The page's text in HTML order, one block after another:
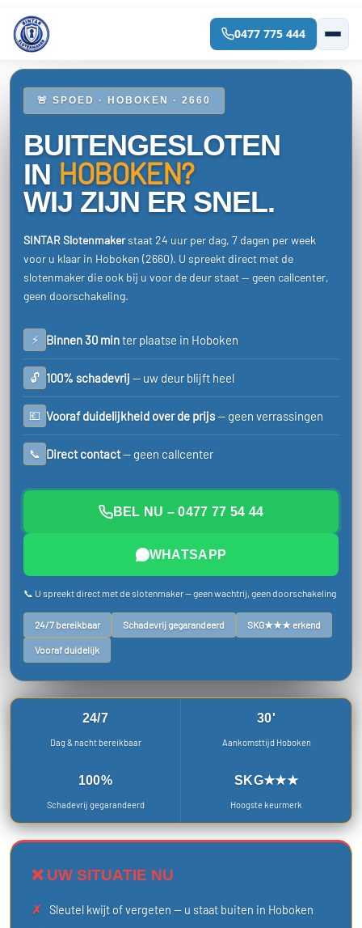
Spring
inhoud
0477 775 444
🚨 SPOED · HOBOKEN · 2660
BUITENGESLOTEN
IN HOBOKEN?
WIJ ZIJN ER SNEL.
SINTAR Slotenmakerstaat 24 uur per dag, 7 dagen per week
voor u klaar in Hoboken (2660). U spreekt direct met de
slotenmaker die ook bij u voor de deur staat — geen callcenter,
geen doorschakeling.
⚡ Binnen 30 minter plaatse in Hoboken
🔓 100% schadevrij — uw deur blijft heel
💶 Vooraf duidelijkheid over de prijs— geen verrassingen
📞 Direct contact— geen callcenter
BEL NU – 0477 77 54 44
WHATSAPP
📞 U spreekt direct met de slotenmaker — geen wachtrij, geen doorschakeling
24/7 bereikbaar Schadevrij gegarandeerd SKG★★★ erkend
Vooraf duidelijk
24/7
Dag & nacht bereikbaar
30'
Aankomsttijd Hoboken
100%
Schadevrij gegarandeerd
SKG★★★
Hoogste keurmerk
❌ UW SITUATIE NU
Sleutel kwijt of vergeten — u staat buiten in Hoboken